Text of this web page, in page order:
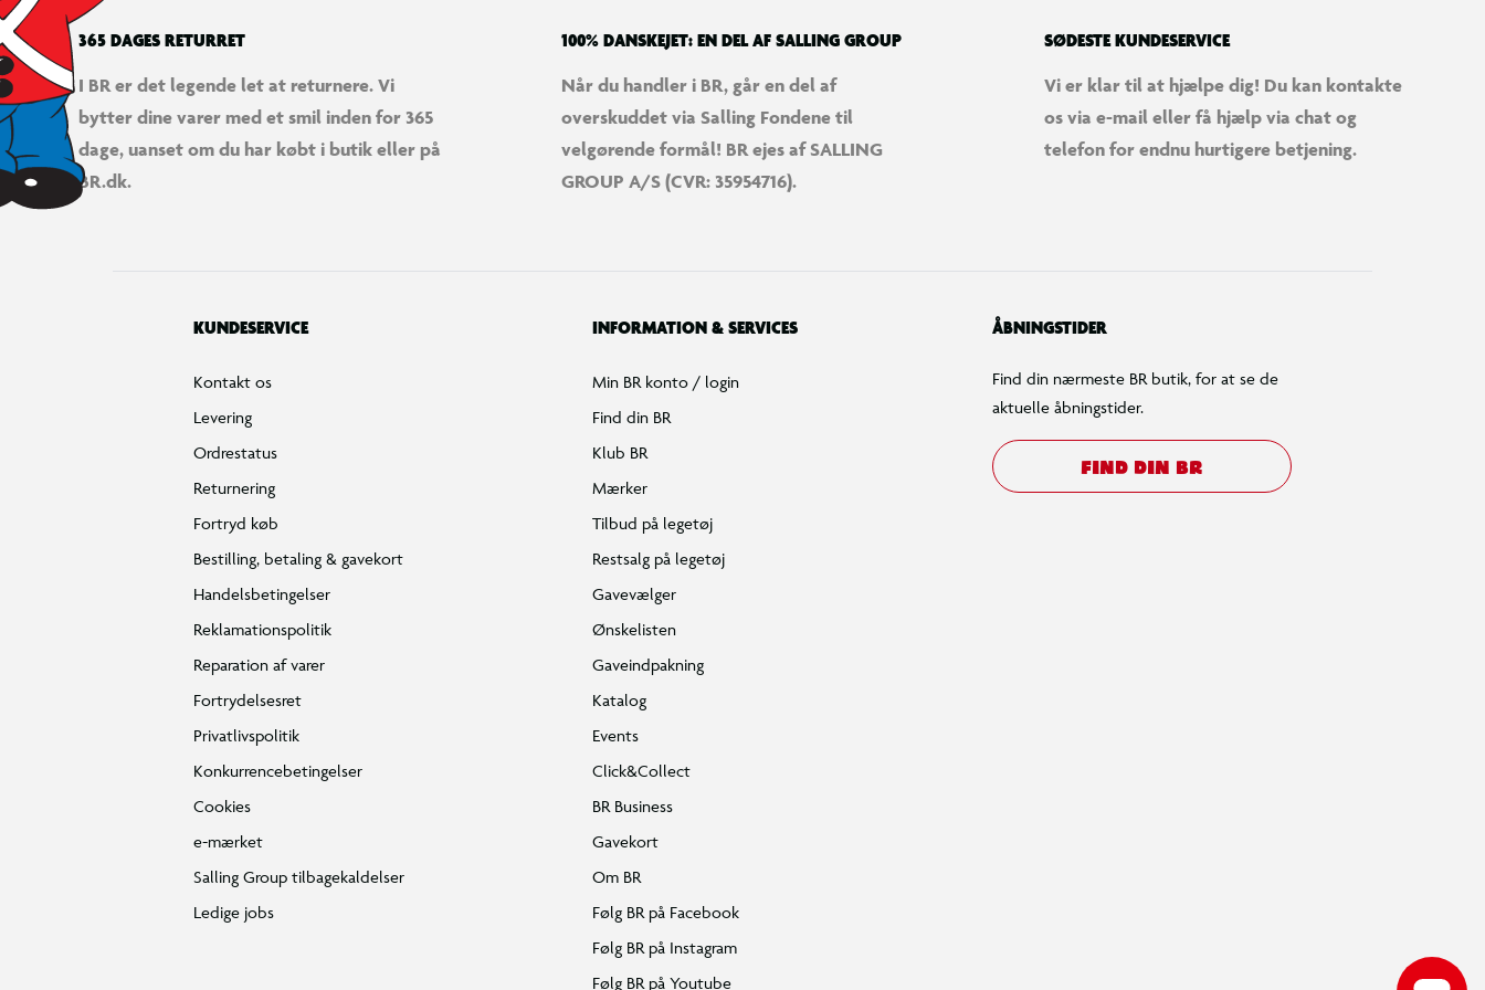
365 DAGES RETURRET
I BR er det legende let at returnere. Vi
bytter dine varer med et smil inden for 365
dage, uanset om du har købt i butik eller på
BR.dk.
100% DANSKEJET: EN DEL AF SALLING GROUP
Når du handler i BR, går en del af
overskuddet via Salling Fondene til
velgørende formål! BR ejes af SALLING
GROUP A/S (CVR: 35954716).
SØDESTE KUNDESERVICE
Vi er klar til at hjælpe dig! Du kan kontakte
os via e-mail eller få hjælp via chat og
telefon for endnu hurtigere betjening.
KUNDESERVICE
Kontakt os
Levering
Ordrestatus
Returnering
Fortryd køb
Bestilling, betaling & gavekort
Handelsbetingelser
Reklamationspolitik
Reparation af varer
Fortrydelsesret
Privatlivspolitik
Konkurrencebetingelser
Cookies
e-mærket
Salling Group tilbagekaldelser
Ledige jobs
INFORMATION & SERVICES
Min BR konto / login
Find din BR
Klub BR
Mærker
Tilbud på legetøj
Restsalg på legetøj
Gavevælger
Ønskelisten
Gaveindpakning
Katalog
Events
Click&Collect
BR Business
Gavekort
Om BR
Følg BR på Facebook
Følg BR på Instagram
Følg BR på Youtube
ÅBNINGSTIDER
Find din nærmeste BR butik, for at se de
aktuelle åbningstider.
FIND DIN BR